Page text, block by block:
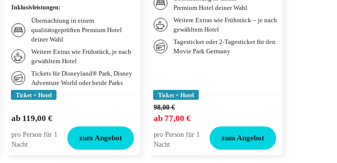
Inklusivleistungen:
Übernachtung in einem
qualitätsgeprüften Premium Hotel
deiner Wahl
Weitere Extras wie Frühstück, je nach
gewähltem Hotel
Tickets für Disneyland® Park, Disney
Adventure World oder beide Parks
Ticket + Hotel
ab 119,00 €
pro Person für 1
Nacht
zum Angebot
Premium Hotel deiner Wahl
Weitere Extras wie Frühstück – je nach
gewähltem Hotel
Tagesticket oder 2-Tagesticket für den
Movie Park Germany
Ticket + Hotel
98,00 €
ab 77,00 €
pro Person für 1
Nacht
zum Angebot